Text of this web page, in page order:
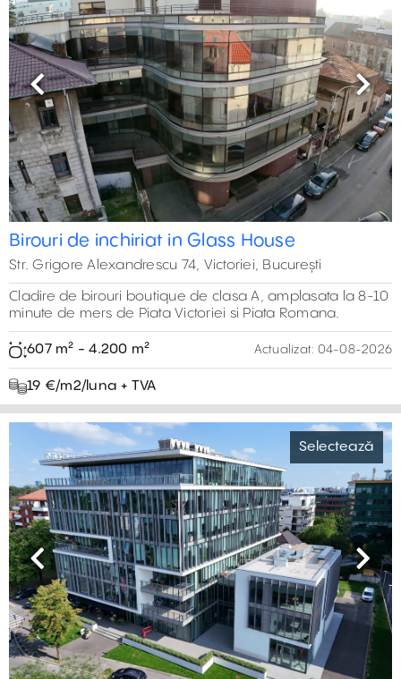
Previous Next
Birouri de inchiriat in Glass House
Str. Grigore Alexandrescu 74, Victoriei, București
Cladire de birouri boutique de clasa A, amplasata la 8-10
minute de mers de Piata Victoriei si Piata Romana.
607 m² - 4.200 m² Actualizat: 04-08-2026
19 €/m2/luna + TVA
Selectează
Previous Next